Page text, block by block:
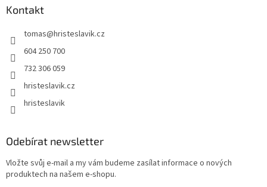
Kontakt
tomas@hristeslavik.cz
604 250 700
732 306 059
hristeslavik.cz
hristeslavik
Odebírat newsletter
Vložte svůj e-mail a my vám budeme zasílat informace o nových
produktech na našem e-shopu.